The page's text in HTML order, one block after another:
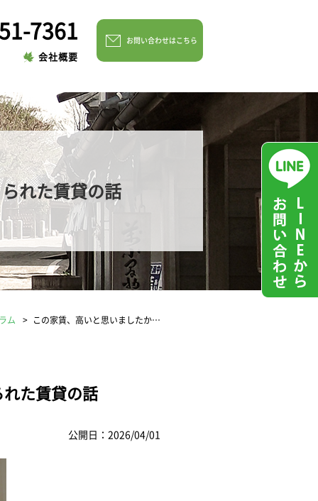
7361
会社概要
お問い合わせはこちら
れた賃貸の話
ム この家賃、高いと思いましたか…
た賃貸の話
公開日：2026/04/01